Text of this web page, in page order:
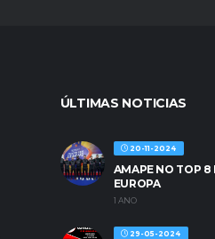
ÚLTIMAS NOTICIAS
20-11-2024
AMAPE NO TOP 8
EUROPA
1 ANO
29-05-2024